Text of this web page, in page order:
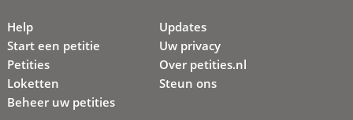
Help
Start een petitie
Petities
Loketten
Beheer uw petities
Updates
Uw privacy
Over petities.nl
Steun ons